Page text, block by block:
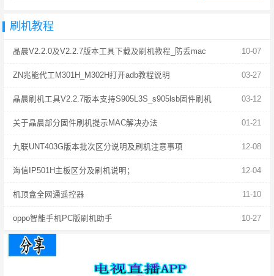
刷机教程
10-07
晶晨V2.2.0及V2.2.7版本工具下载及刷机教程_防丢mac
03-27
ZN兆能代工M301H_M302H打开adb教程说明
03-12
晶晨刷机工具V2.2.7版本支持S905L3S_s905lsb固件刷机
01-21
关于晶晨部分固件刷机提示MAC解决办法
12-08
九联UNT403G版本批次区分说明及刷机注意事项
12-04
海信IP501H主板区分及刷机说明；
11-10
机顶盒全网通遥控器
10-27
oppo智能手机PC版刷机助手